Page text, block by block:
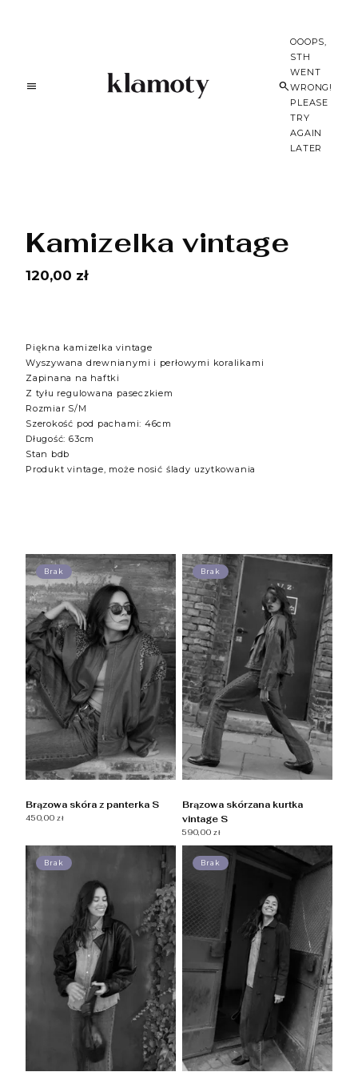
OOOPS,
STH
WENT
WRONG!
PLEASE
TRY
AGAIN
LATER
Kamizelka vintage
120,00 zł
Piękna kamizelka vintage
Wyszywana drewnianymi i perłowymi koralikami
Zapinana na haftki
Z tyłu regulowana paseczkiem
Rozmiar S/M
Szerokość pod pachami: 46cm
Długość: 63cm
Stan bdb
Produkt vintage, może nosić ślady uzytkowania
Brązowa skóra z panterka S
450,00 zł
Brak
Brązowa skórzana kurtka
vintage S
590,00 zł
Brak
Brak Brak